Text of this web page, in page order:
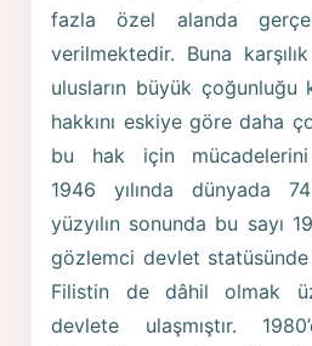
fazla özel alanda
verilmektedir. Buna
ulusların büyük
hakkını eskiye göre daha
bu hak için mücadelerini
1946 yılında dünyada
yüzyılın sonunda bu sayı
gözlemci devlet
Filistin de dâhil olmak
devlete ulaşmıştır.